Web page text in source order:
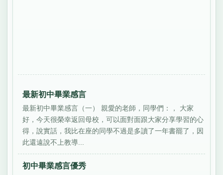
最新初中畢業感言
最新初中畢業感言（一） 親愛的老師，同學們：， 大家
好，今天很榮幸返回母校，可以面對面跟大家分享學習的心
得，說實話，我比在座的同學不過是多讀了一年書罷了，因
此還遠說不上教導...
初中畢業感言優秀